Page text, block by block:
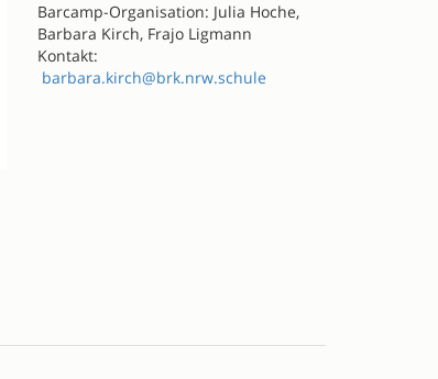
Barcamp-Organisation: Julia Hoche,
Barbara Kirch, Frajo Ligmann
Kontakt:
barbara.kirch@brk.nrw.schule